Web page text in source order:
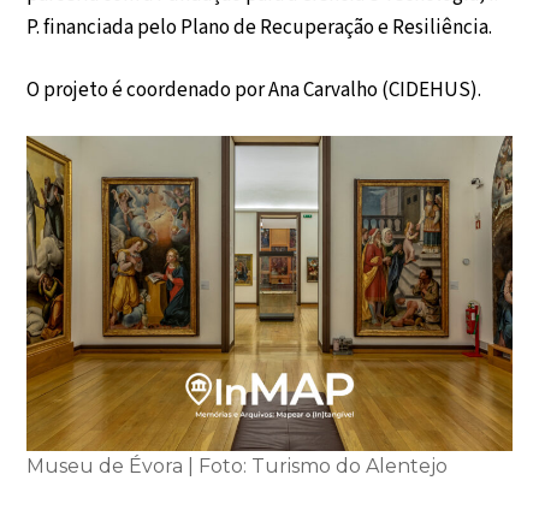
P. financiada pelo Plano de Recuperação e Resiliência.
O projeto é coordenado por Ana Carvalho (CIDEHUS).
Museu de Évora | Foto: Turismo do Alentejo